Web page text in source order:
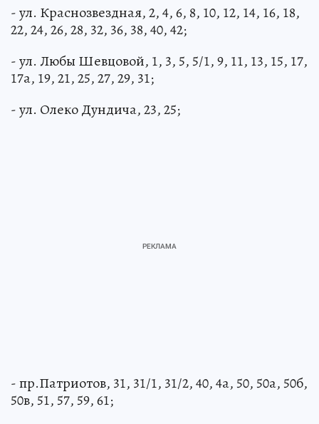
14, 16;
- ул. Краснозвездная, 2, 4, 6, 8, 10, 12, 14, 16, 18,
22, 24, 26, 28, 32, 36, 38, 40, 42;
- ул. Любы Шевцовой, 1, 3, 5, 5/1, 9, 11, 13, 15, 17,
17а, 19, 21, 25, 27, 29, 31;
- пр.Патриотов, 31, 31/1, 31/2, 40, 4а, 50, 50а, 50б,